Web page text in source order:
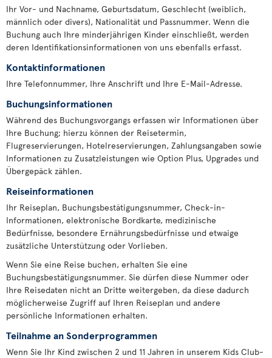
Ihr Vor- und Nachname, Geburtsdatum, Geschlecht (weiblich,
männlich oder divers), Nationalität und Passnummer. Wenn die
Buchung auch Ihre minderjährigen Kinder einschließt, werden
deren Identifikationsinformationen von uns ebenfalls erfasst.
Kontaktinformationen
Ihre Telefonnummer, Ihre Anschrift und Ihre E-Mail-Adresse.
Buchungsinformationen
Während des Buchungsvorgangs erfassen wir Informationen über
Ihre Buchung; hierzu können der Reisetermin,
Flugreservierungen, Hotelreservierungen, Zahlungsangaben sowie
Informationen zu Zusatzleistungen wie Option Plus, Upgrades und
Übergepäck zählen.
Reiseinformationen
Ihr Reiseplan, Buchungsbestätigungsnummer, Check-in-
Informationen, elektronische Bordkarte, medizinische
Bedürfnisse, besondere Ernährungsbedürfnisse und etwaige
zusätzliche Unterstützung oder Vorlieben.
Wenn Sie eine Reise buchen, erhalten Sie eine
Buchungsbestätigungsnummer. Sie dürfen diese Nummer oder
Ihre Reisedaten nicht an Dritte weitergeben, da diese dadurch
möglicherweise Zugriff auf Ihren Reiseplan und andere
persönliche Informationen erhalten.
Teilnahme an Sonderprogrammen
Wenn Sie Ihr Kind zwischen 2 und 11 Jahren in unserem Kids Club-